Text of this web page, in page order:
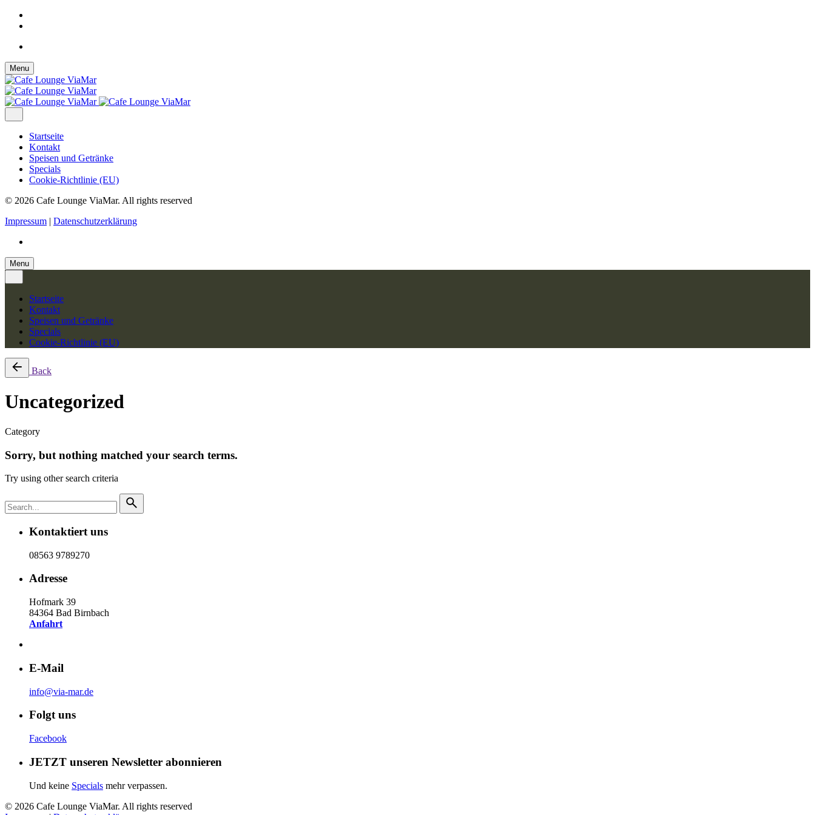
Skip
to
content
Menu
Startseite
Kontakt
Speisen und Getränke
Specials
Cookie-Richtlinie (EU)
© 2026 Cafe Lounge ViaMar. All rights reserved
Impressum | Datenschutzerklärung
Menu
Startseite
Kontakt
Speisen und Getränke
Specials
Cookie-Richtlinie (EU)
Back
Uncategorized
Category
Sorry, but nothing matched your search terms.
Try using other search criteria
for
Kontaktiert uns
08563 9789270
Adresse
Hofmark 39
84364 Bad Birnbach
Anfahrt
E-Mail
info@via-mar.de
Folgt uns
Facebook
JETZT unseren Newsletter abonnieren
Und keine Specials mehr verpassen.
© 2026 Cafe Lounge ViaMar. All rights reserved